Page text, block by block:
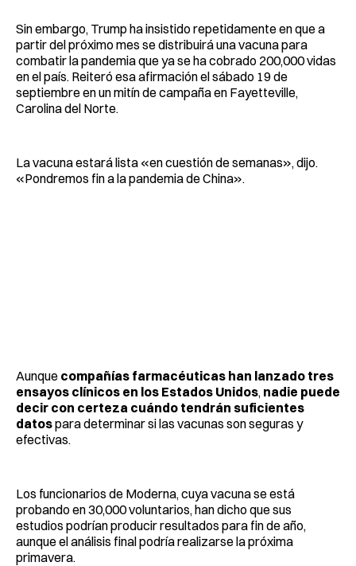
Sin embargo, Trump ha insistido repetidamente en que a
partir del próximo mes se distribuirá una vacuna para
combatir la pandemia que ya se ha cobrado 200,000 vidas
en el país. Reiteró esa afirmación el sábado 19 de
septiembre en un mitín de campaña en Fayetteville,
Carolina del Norte.
La vacuna estará lista «en cuestión de semanas», dijo.
«Pondremos fin a la pandemia de China».
Aunque compañías farmacéuticas han lanzado tres
ensayos clínicos en los Estados Unidos, nadie puede
decir con certeza cuándo tendrán suficientes
datospara determinar si las vacunas son seguras y
efectivas.
Los funcionarios de Moderna, cuya vacuna se está
probando en 30,000 voluntarios, han dicho que sus
estudios podrían producir resultados para fin de año,
aunque el análisis final podría realizarse la próxima
primavera.